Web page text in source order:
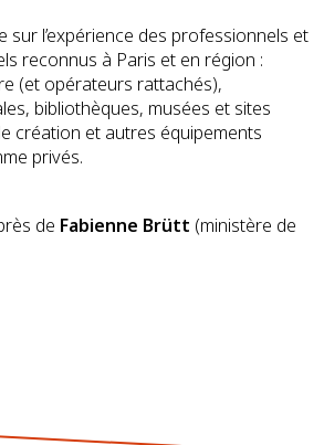
sur l’expérience des professionnels et
reconnus à Paris et en région :
(et opérateurs rattachés),
bibliothèques, musées et sites
création et autres équipements
privés.
de Fabienne Brütt (ministère de